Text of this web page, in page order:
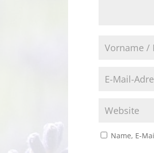
Name, E-